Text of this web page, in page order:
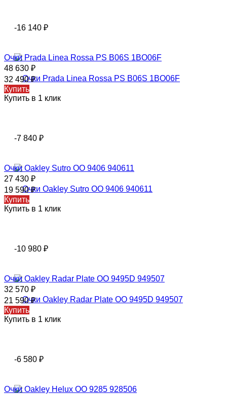
-16 140 ₽
Очки Prada Linea Rossa PS B06S 1BO06F
48 630 ₽
32 490₽
Купить
Купить в 1 клик
-7 840 ₽
Очки Oakley Sutro OO 9406 940611
27 430 ₽
19 590₽
Купить
Купить в 1 клик
-10 980 ₽
Очки Oakley Radar Plate OO 9495D 949507
32 570 ₽
21 590₽
Купить
Купить в 1 клик
-6 580 ₽
Очки Oakley Helux OO 9285 928506